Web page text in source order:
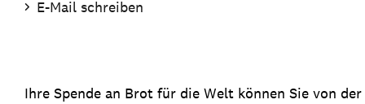
E-Mail schreiben
Ihre Spende an Brot für die Welt können Sie von